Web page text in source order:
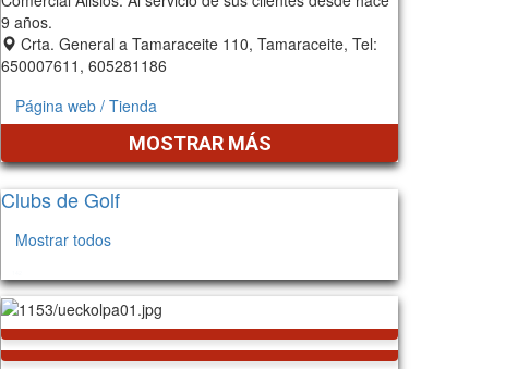
9 años.
Crta. General a Tamaraceite 110, Tamaraceite, Tel:
650007611, 605281186
Página web / Tienda
MOSTRAR MÁS
Clubs de Golf
Mostrar todos